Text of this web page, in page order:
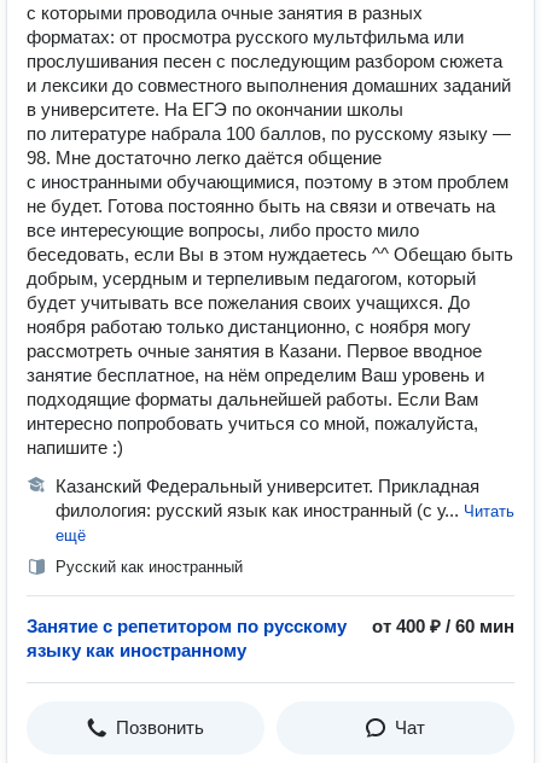
с которыми проводила очные занятия в разных
форматах: от просмотра русского мультфильма или
прослушивания песен с последующим разбором сюжета
и лексики до совместного выполнения домашних заданий
в университете. На ЕГЭ по окончании школы
по литературе набрала 100 баллов, по русскому языку —
98. Мне достаточно легко даётся общение
с иностранными обучающимися, поэтому в этом проблем
не будет. Готова постоянно быть на связи и отвечать на
все интересующие вопросы, либо просто мило
беседовать, если Вы в этом нуждаетесь ^^ Обещаю быть
добрым, усердным и терпеливым педагогом, который
будет учитывать все пожелания своих учащихся. До
ноября работаю только дистанционно, с ноября могу
рассмотреть очные занятия в Казани. Первое вводное
занятие бесплатное, на нём определим Ваш уровень и
подходящие форматы дальнейшей работы. Если Вам
интересно попробовать учиться со мной, пожалуйста,
напишите :)
Казанский Федеральный университет. Прикладная
филология: русский язык как иностранный (с у... Читать
ещё
Русский как иностранный
Занятие с репетитором по русскому
языку как иностранному
от 400 ₽ / 60 мин
Позвонить Чат